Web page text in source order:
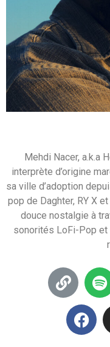
Mehdi Nacer, a.k.a
interprète d’origine
sa ville d’adoption
pop de Daghter, RY X
douce nostalgie à
sonorités LoFi-Pop